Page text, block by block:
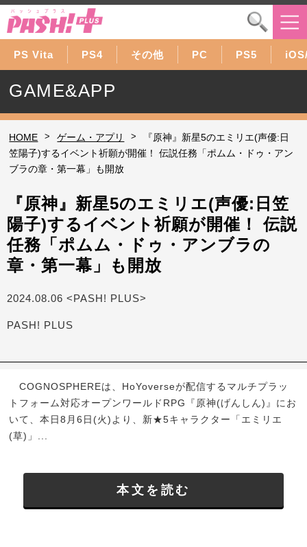
PS Vita PS4 その他 PC PS5
GAME&APP
HOME > ゲーム・アプリ >
『原神』新星5のエミリエ(声優:日
笠陽子)するイベント祈願が開催！ 伝説任務「ポムム・ドゥ・アン
ブラの章・第一幕」も開放
『原神』新星5のエミリエ(声優:日笠
陽子)するイベント祈願が開催！ 伝説
任務「ポムム・ドゥ・アンブラの
章・第一幕」も開放
2024.08.06 <PASH! PLUS>
PASH! PLUS
COGNOSPHEREは、HoYoverseが配信するマルチプラッ
トフォーム対応オープンワールドRPG『原神(げんしん)』にお
いて、本日8月6日(火)より、新★5キャラクター「エミリエ
(草)」...
本文を読む